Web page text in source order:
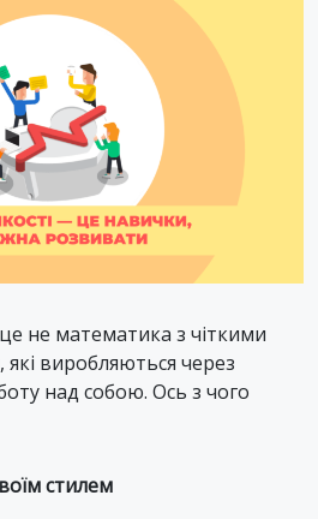
не математика з чіткими
виробляються через
над собою. Ось з чого
стилем